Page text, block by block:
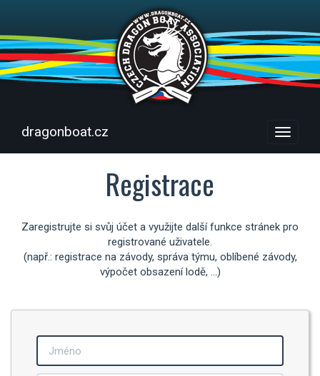
Menu
dragonboat.cz
Registrace
Zaregistrujte si svůj účet a využijte další funkce stránek pro
registrované uživatele.
(např.: registrace na závody, správa týmu, oblíbené závody,
výpočet obsazení lodě, ...)